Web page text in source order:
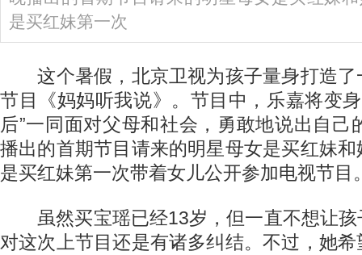
是买红妹第一次
这个暑假，北京卫视为孩子量身打造了
节目《妈妈听我说》。节目中，乐嘉将变
后”一同面对父母和社会，勇敢地说出自己
播出的首期节目请来的明星母女是买红妹
是买红妹第一次带着女儿公开参加电视节目
虽然买宝瑶已经13岁，但一直不想让孩
对这次上节目还是有诸多纠结。不过，她